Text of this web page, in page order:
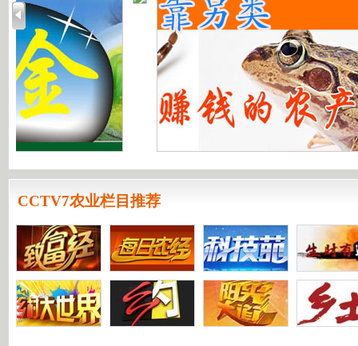
CCTV7农业栏目推荐